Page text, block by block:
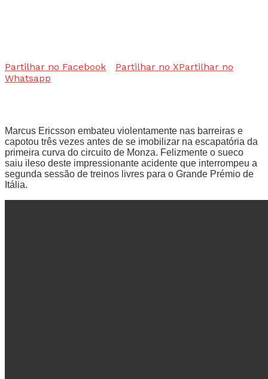
Partilhar no Facebook Partilhar no XPartilhar no
Whatsapp
Marcus Ericsson embateu violentamente nas barreiras e
capotou três vezes antes de se imobilizar na escapatória da
primeira curva do circuito de Monza. Felizmente o sueco
saiu ileso deste impressionante acidente que interrompeu a
segunda sessão de treinos livres para o Grande Prémio de
Itália.